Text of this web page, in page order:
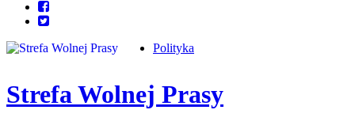
Strefa Wolnej Prasy
Polityka